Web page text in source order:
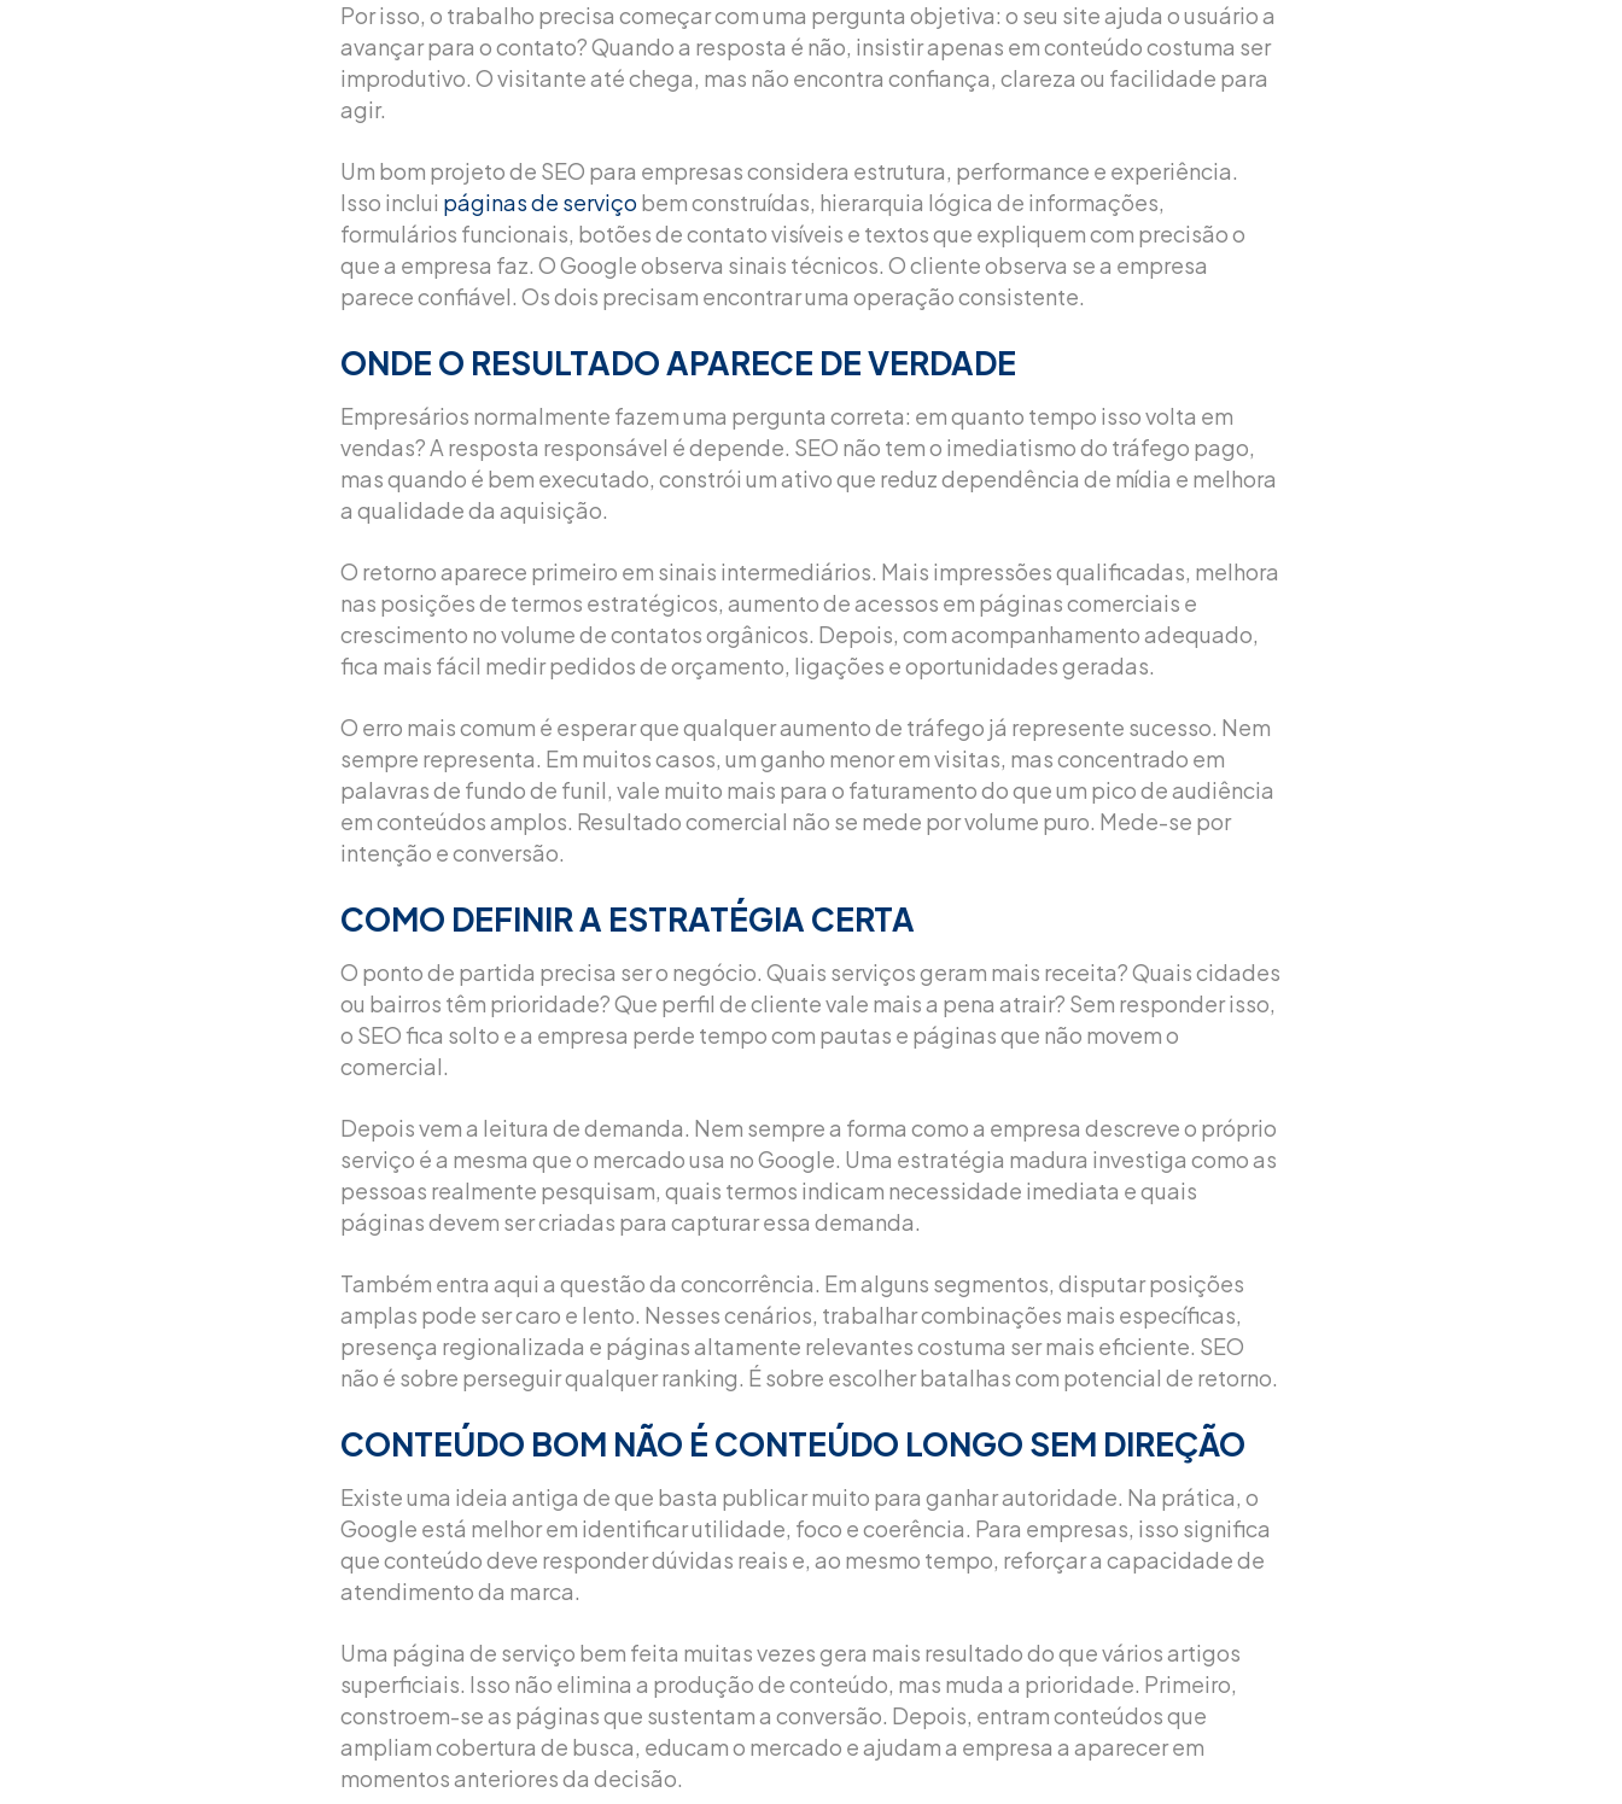
Por isso, o trabalho precisa começar com uma pergunta objetiva: o seu site ajuda o usuário a
avançar para o contato? Quando a resposta é não, insistir apenas em conteúdo costuma ser
improdutivo. O visitante até chega, mas não encontra confiança, clareza ou facilidade para
agir.
Um bom projeto de SEO para empresas considera estrutura, performance e experiência.
Isso inclui páginas de serviço bem construídas, hierarquia lógica de informações,
formulários funcionais, botões de contato visíveis e textos que expliquem com precisão o
que a empresa faz. O Google observa sinais técnicos. O cliente observa se a empresa
parece confiável. Os dois precisam encontrar uma operação consistente.
ONDE O RESULTADO APARECE DE VERDADE
Empresários normalmente fazem uma pergunta correta: em quanto tempo isso volta em
vendas? A resposta responsável é depende. SEO não tem o imediatismo do tráfego pago,
mas quando é bem executado, constrói um ativo que reduz dependência de mídia e melhora
a qualidade da aquisição.
O retorno aparece primeiro em sinais intermediários. Mais impressões qualificadas, melhora
nas posições de termos estratégicos, aumento de acessos em páginas comerciais e
crescimento no volume de contatos orgânicos. Depois, com acompanhamento adequado,
fica mais fácil medir pedidos de orçamento, ligações e oportunidades geradas.
O erro mais comum é esperar que qualquer aumento de tráfego já represente sucesso. Nem
sempre representa. Em muitos casos, um ganho menor em visitas, mas concentrado em
palavras de fundo de funil, vale muito mais para o faturamento do que um pico de audiência
em conteúdos amplos. Resultado comercial não se mede por volume puro. Mede-se por
intenção e conversão.
COMO DEFINIR A ESTRATÉGIA CERTA
O ponto de partida precisa ser o negócio. Quais serviços geram mais receita? Quais cidades
ou bairros têm prioridade? Que perfil de cliente vale mais a pena atrair? Sem responder isso,
o SEO fica solto e a empresa perde tempo com pautas e páginas que não movem o
comercial.
Depois vem a leitura de demanda. Nem sempre a forma como a empresa descreve o próprio
serviço é a mesma que o mercado usa no Google. Uma estratégia madura investiga como as
pessoas realmente pesquisam, quais termos indicam necessidade imediata e quais
páginas devem ser criadas para capturar essa demanda.
Também entra aqui a questão da concorrência. Em alguns segmentos, disputar posições
amplas pode ser caro e lento. Nesses cenários, trabalhar combinações mais específicas,
presença regionalizada e páginas altamente relevantes costuma ser mais eficiente. SEO
não é sobre perseguir qualquer ranking. É sobre escolher batalhas com potencial de retorno.
CONTEÚDO BOM NÃO É CONTEÚDO LONGO SEM DIREÇÃO
Existe uma ideia antiga de que basta publicar muito para ganhar autoridade. Na prática, o
Google está melhor em identificar utilidade, foco e coerência. Para empresas, isso significa
que conteúdo deve responder dúvidas reais e, ao mesmo tempo, reforçar a capacidade de
atendimento da marca.
Uma página de serviço bem feita muitas vezes gera mais resultado do que vários artigos
superficiais. Isso não elimina a produção de conteúdo, mas muda a prioridade. Primeiro,
constroem-se as páginas que sustentam a conversão. Depois, entram conteúdos que
ampliam cobertura de busca, educam o mercado e ajudam a empresa a aparecer em
momentos anteriores da decisão.